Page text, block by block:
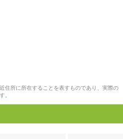
住所に所在することを表すものであり、実際の
。